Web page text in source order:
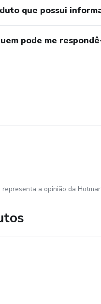
que possui
pode me
a opinião da